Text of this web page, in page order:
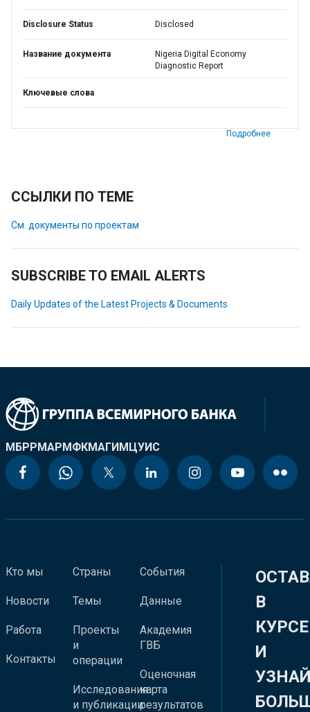
Disclosure Status Disclosed
Название документа
Nigeria Digital Economy
Diagnostic Report
Ключевые слова
Подробнее
ССЫЛКИ ПО ТЕМЕ
См. документы по проектам
SUBSCRIBE TO EMAIL ALERTS
Daily Updates of the Latest Projects & Documents
МБРРМАРМФКМАГИМЦУИС
Кто мы
Новости
Работа
Контакты
Страны
Темы
Проекты
и
операции
Исследования
и публикации
События
Данные
Академия
ГВБ
Оценочная
карта
результатов
В
КУРСЕ
И